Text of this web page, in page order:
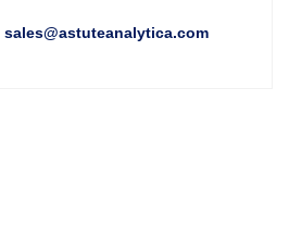
sales@astuteanalytica.com